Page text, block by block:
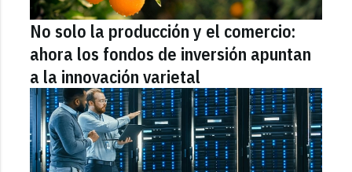
No solo la producción y el comercio:
ahora los fondos de inversión apuntan
a la innovación varietal